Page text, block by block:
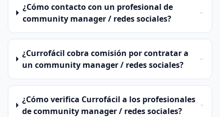
¿Cómo contacto con un profesional de
community manager / redes sociales?
¿Currofácil cobra comisión por contratar a
un community manager / redes sociales?
¿Cómo verifica Currofácil a los profesionales
de community manager / redes sociales?